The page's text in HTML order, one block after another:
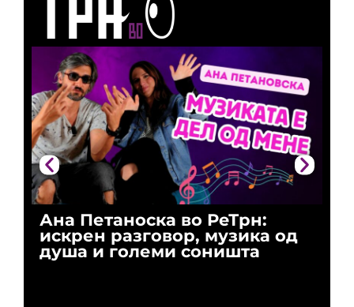
Ана Петаноска во РеТрн:
искрен разговор, музика од
душа и големи соништа